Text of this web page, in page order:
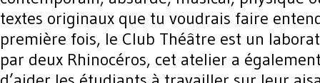
textes originaux que tu voudrais faire
première fois, le Club Théâtre est un
par deux Rhinocéros, cet atelier a